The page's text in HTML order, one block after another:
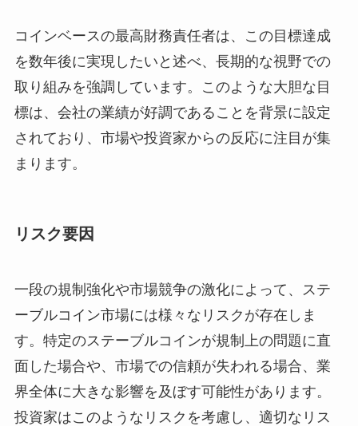
コインベースの最高財務責任者は、この目標達成
を数年後に実現したいと述べ、長期的な視野での
取り組みを強調しています。このような大胆な目
標は、会社の業績が好調であることを背景に設定
されており、市場や投資家からの反応に注目が集
まります。
リスク要因
一段の規制強化や市場競争の激化によって、ステ
ーブルコイン市場には様々なリスクが存在しま
す。特定のステーブルコインが規制上の問題に直
面した場合や、市場での信頼が失われる場合、業
界全体に大きな影響を及ぼす可能性があります。
投資家はこのようなリスクを考慮し、適切なリス